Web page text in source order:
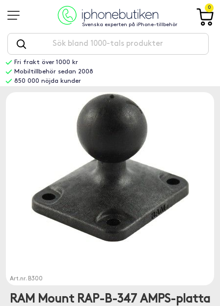
Svenska experten på iPhone-tillbehör
0
Fri frakt över 1000 kr
Mobiltillbehör sedan 2008
850 000 nöjda kunder
Art.nr. B300
RAM Mount RAP-B-347 AMPS-platta